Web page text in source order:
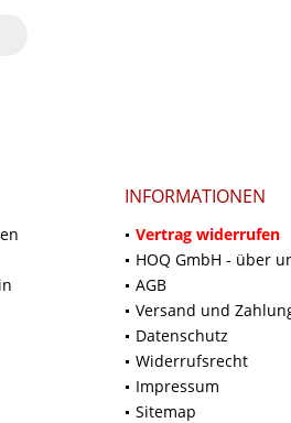
INFORMATIONEN
Vertrag widerrufen
HOQ GmbH - über
AGB
Versand und
Datenschutz
Widerrufsrecht
Impressum
Sitemap